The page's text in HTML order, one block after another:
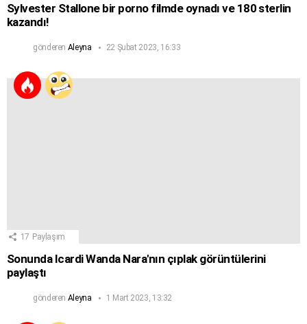
Sylvester Stallone bir porno filmde oynadı ve 180 sterlin
kazandı!
gönderen Aleyna 22 Şubat 2023, 16:33
17 Paylaşım
Sonunda Icardi Wanda Nara'nın çıplak görüntülerini
paylaştı
gönderen Aleyna 1 Mart 2023, 13:32